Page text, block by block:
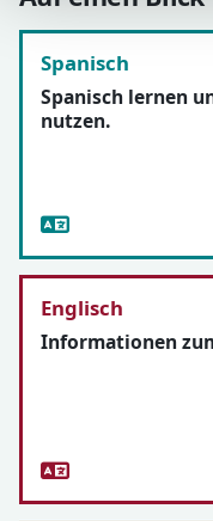
Spanisch
Spanisch lernen
nutzen.
Englisch
Informationen